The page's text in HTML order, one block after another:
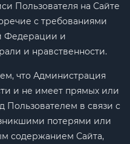
Пользователя на Сайте
с требованиями
Федерации и
и нравственности.
что Администрация
и не имеет прямых или
Пользователем в связи с
потерями или
содержанием Сайта,